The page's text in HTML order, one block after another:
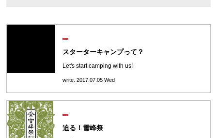
スターターキャンプって？
Let's start camping with us!
write. 2017.07.05 Wed
迫る！雪峰祭